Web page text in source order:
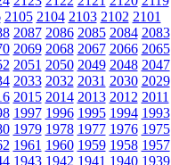
2105 2104 2103 2102 2101
2087 2086 2085 2084 2083
2069 2068 2067 2066 2065
2051 2050 2049 2048 2047
2033 2032 2031 2030 2029
2015 2014 2013 2012 2011
1997 1996 1995 1994 1993
1979 1978 1977 1976 1975
1961 1960 1959 1958 1957
1943 1942 1941 1940 1939